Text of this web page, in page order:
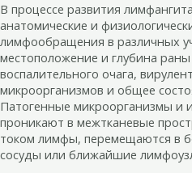
В процессе развития
анатомические и
лимфообращения в различных
местоположение и глубина
воспалительного очага,
микроорганизмов и общее
Патогенные микроорганизмы и
проникают в межтканевые
током лимфы, перемещаются в
сосуды или ближайшие